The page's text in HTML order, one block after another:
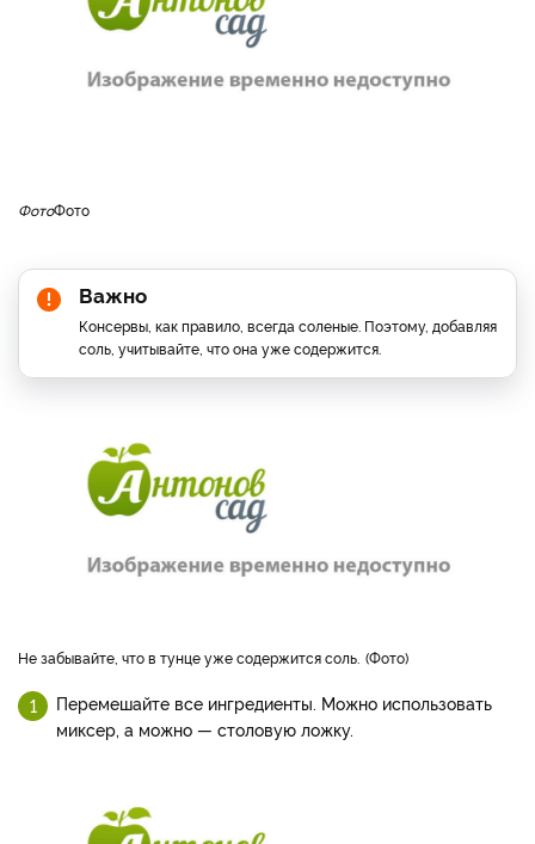
ФотоФото
Важно
Консервы, как правило, всегда соленые. Поэтому, добавляя
соль, учитывайте, что она уже содержится.
Не забывайте, что в тунце уже содержится соль. Фото
Перемешайте все ингредиенты. Можно использовать
миксер, а можно — столовую ложку.